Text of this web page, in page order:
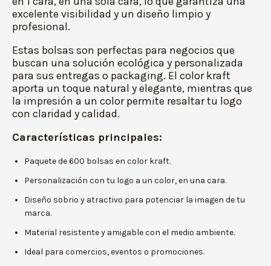
excelente visibilidad y un diseño limpio y
profesional.
Estas bolsas son perfectas para negocios que
buscan una solución ecológica y personalizada
para sus entregas o packaging. El color kraft
aporta un toque natural y elegante, mientras que
la impresión a un color permite resaltar tu logo
con claridad y calidad.
Características principales:
Paquete de 600 bolsas en color kraft.
Personalización con tu logo a un color, en una cara.
Diseño sobrio y atractivo para potenciar la imagen de tu
marca.
Material resistente y amigable con el medio ambiente.
Ideal para comercios, eventos o promociones.